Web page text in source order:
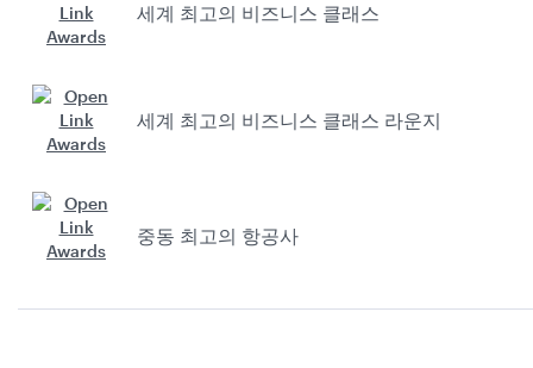
세계 최고의 비즈니스 클래스
세계 최고의 비즈니스 클래스 라운지
중동 최고의 항공사